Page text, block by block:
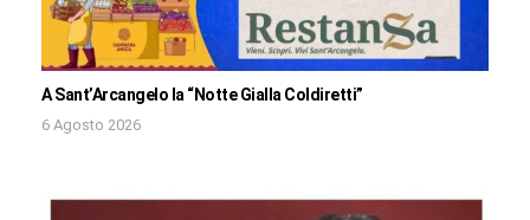
A Sant’Arcangelo la “Notte Gialla Coldiretti”
6 Agosto 2026